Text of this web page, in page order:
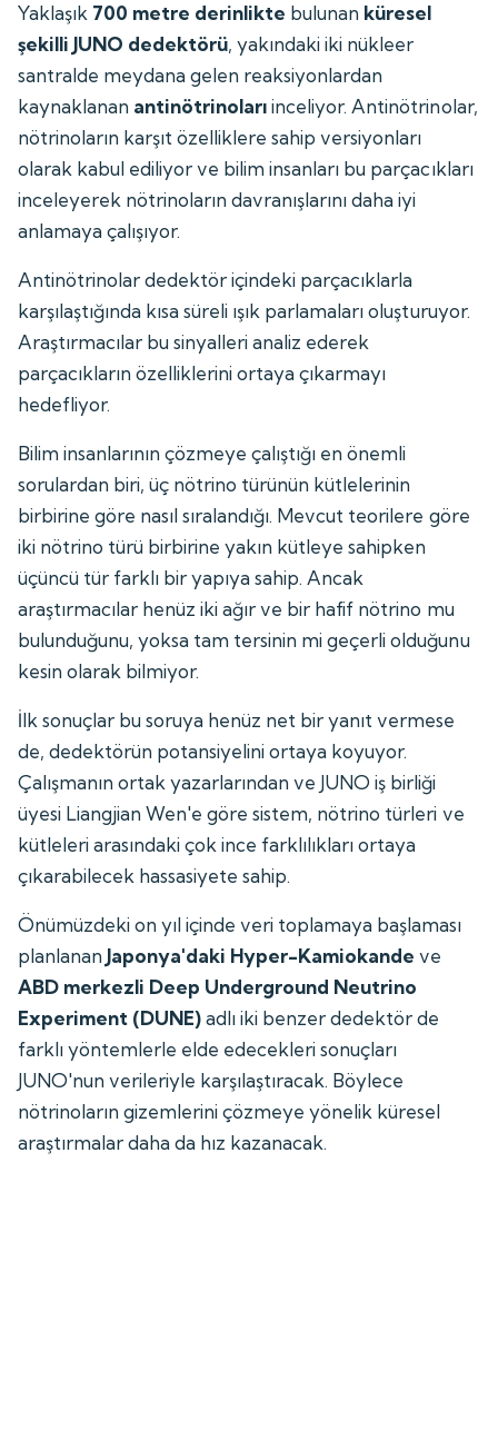
Yaklaşık 700 metre derinlikte bulunan küresel
şekilli JUNO dedektörü, yakındaki iki nükleer
santralde meydana gelen reaksiyonlardan
kaynaklanan antinötrinolarıinceliyor. Antinötrinolar,
nötrinoların karşıt özelliklere sahip versiyonları
olarak kabul ediliyor ve bilim insanları bu parçacıkları
inceleyerek nötrinoların davranışlarını daha iyi
anlamaya çalışıyor.
Antinötrinolar dedektör içindeki parçacıklarla
karşılaştığında kısa süreli ışık parlamaları oluşturuyor.
Araştırmacılar bu sinyalleri analiz ederek
parçacıkların özelliklerini ortaya çıkarmayı
hedefliyor.
Bilim insanlarının çözmeye çalıştığı en önemli
sorulardan biri, üç nötrino türünün kütlelerinin
birbirine göre nasıl sıralandığı. Mevcut teorilere göre
iki nötrino türü birbirine yakın kütleye sahipken
üçüncü tür farklı bir yapıya sahip. Ancak
araştırmacılar henüz iki ağır ve bir hafif nötrino mu
bulunduğunu, yoksa tam tersinin mi geçerli olduğunu
kesin olarak bilmiyor.
İlk sonuçlar bu soruya henüz net bir yanıt vermese
de, dedektörün potansiyelini ortaya koyuyor.
Çalışmanın ortak yazarlarından ve JUNO iş birliği
üyesi Liangjian Wen'e göre sistem, nötrino türleri ve
kütleleri arasındaki çok ince farklılıkları ortaya
çıkarabilecek hassasiyete sahip.
Önümüzdeki on yıl içinde veri toplamaya başlaması
planlananJaponya'daki Hyper-Kamiokande ve
ABD merkezli Deep Underground Neutrino
Experiment (DUNE)adlı iki benzer dedektör de
farklı yöntemlerle elde edecekleri sonuçları
JUNO'nun verileriyle karşılaştıracak. Böylece
nötrinoların gizemlerini çözmeye yönelik küresel
araştırmalar daha da hız kazanacak.